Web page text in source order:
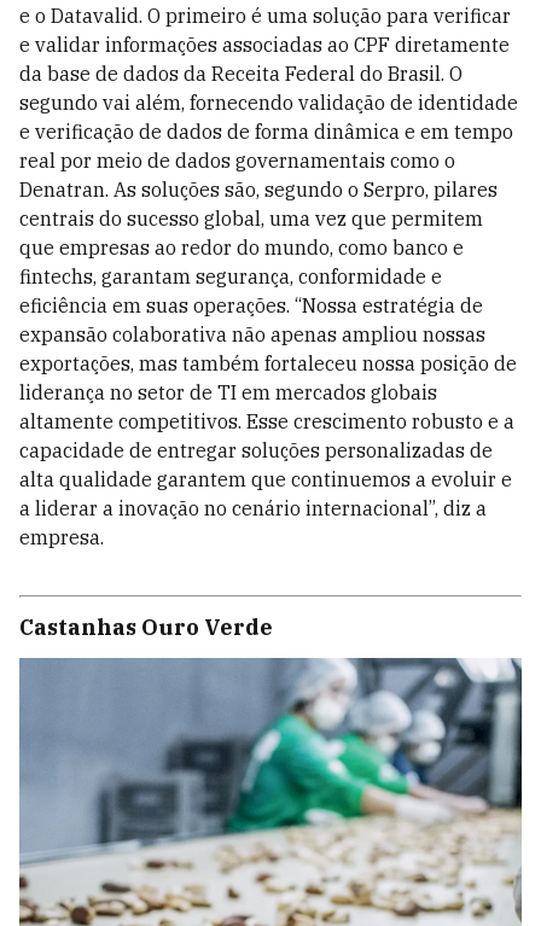
e o Datavalid. O primeiro é uma solução para verificar
e validar informações associadas ao CPF diretamente
da base de dados da Receita Federal do Brasil. O
segundo vai além, fornecendo validação de identidade
e verificação de dados de forma dinâmica e em tempo
real por meio de dados governamentais como o
Denatran. As soluções são, segundo o Serpro, pilares
centrais do sucesso global, uma vez que permitem
que empresas ao redor do mundo, como banco e
fintechs, garantam segurança, conformidade e
eficiência em suas operações. “Nossa estratégia de
expansão colaborativa não apenas ampliou nossas
exportações, mas também fortaleceu nossa posição de
liderança no setor de TI em mercados globais
altamente competitivos. Esse crescimento robusto e a
capacidade de entregar soluções personalizadas de
alta qualidade garantem que continuemos a evoluir e
a liderar a inovação no cenário internacional”, diz a
empresa.
Castanhas Ouro Verde